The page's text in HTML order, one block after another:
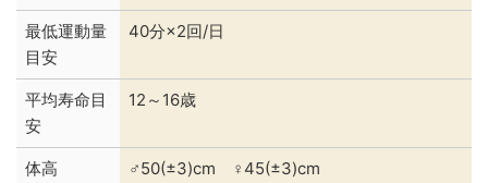
最低運動量
目安
40分×2回/日
平均寿命目
安
12～16歳
体高 ♂50(±3)cm ♀45(±3)cm